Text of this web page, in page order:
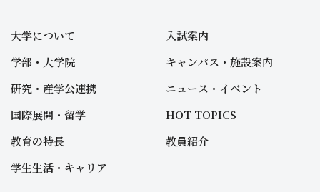
大学について
学部・大学院
研究・産学公連携
国際展開・留学
教育の特長
学生生活・キャリア
入試案内
キャンパス・施設案内
ニュース・イベント
HOT TOPICS
教員紹介